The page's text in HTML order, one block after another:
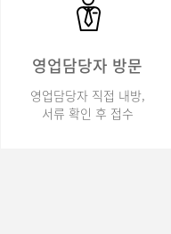
영업담당자 방문
영업담당자 직접 내방,
서류 확인 후 접수